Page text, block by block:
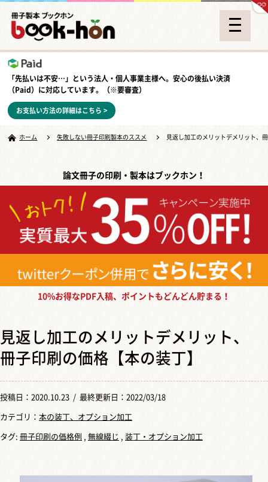
「先払いは不安…」という法人・個人事業主様へ。安心の後払い決済
（Paid） に対応しています。（※要審査）
お支払い方法の詳細はこちら >
ホーム 失敗しない冊子印刷製本のススメ 見返し加工のメリットデメリット、
論文冊子の印刷・製本はブックホン！
10%お得なPDF入稿、ポイントもどんどん貯まる！
見返し加工のメリットデメリット、
冊子印刷の価格【本の装丁】
投稿日： 2020.10.23 / 最終更新日：2022/03/18
カテゴリ： 本の装丁、オプション加工
タグ: 冊子印刷の価格例 無線綴じ 装丁・オプション加工